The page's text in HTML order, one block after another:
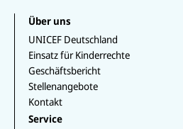
e
o
o
k
a
p
u
b
e
a
m
Über uns
UNICEF Deutschland
Einsatz für Kinderrechte
Geschäftsbericht
Stellenangebote
Kontakt
Service